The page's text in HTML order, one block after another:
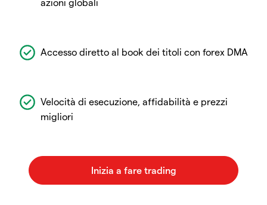
azioni globali
Accesso diretto al book dei titoli con forex DMA
Velocità di esecuzione, affidabilità e prezzi
migliori